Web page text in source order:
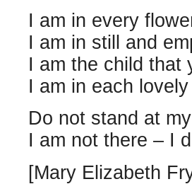
I am in every
I am in still and
I am the child that
I am in each
Do not stand at
I am not there – I
[Mary Elizabeth